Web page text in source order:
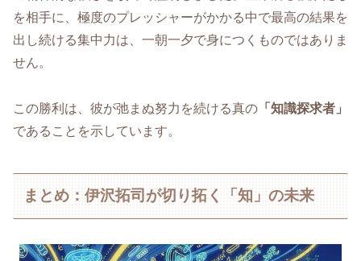
を相手に、極度のプレッシャーがかかる中で最高の結果を
出し続ける集中力は、一朝一夕で身につくものではありま
せん。
この勝利は、彼が弛まぬ努力を続ける真の 「知識探求者」
であることを示しています。
まとめ：伊沢拓司が切り拓く「知」の未来